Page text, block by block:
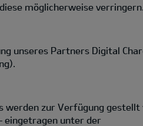
möglicherweise
unseres Partners Digital
werden zur Verfügung gestellt
eingetragen unter der